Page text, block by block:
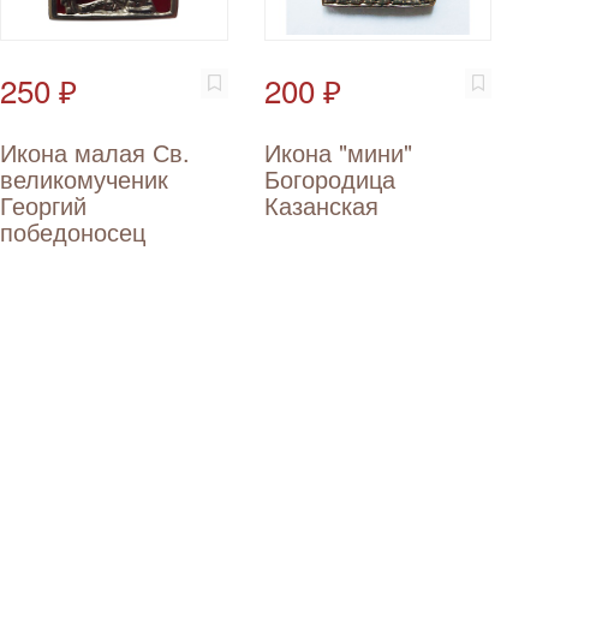
250 ₽
Икона малая Св.
великомученик
Георгий
победоносец
200 ₽
Икона "мини"
Богородица
Казанская